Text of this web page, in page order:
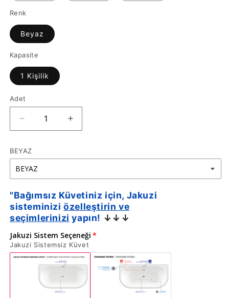
Renk
Beyaz
Kapasite
1 Kişilik
Adet
Bağımsız
|
Jakuzi
Seçenekli
adedi
azaltın
Sharp
Bağımsız
Seçenekli
adedi
artırın
BEYAZ
"Bağımsız Küvetiniz için, Jakuzi
sisteminiziözelleştirin ve
seçimlerinizi yapın! ↓↓↓
Jakuzi Sistem Seçeneği
Jakuzi Sistemsiz Küvet